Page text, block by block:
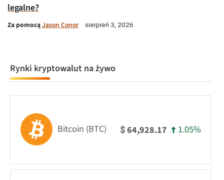
legalne?
Za pomocąJason Conor sierpień 3, 2026
Rynki kryptowalut na żywo
Bitcoin (BTC) $64,928.17 1.05%